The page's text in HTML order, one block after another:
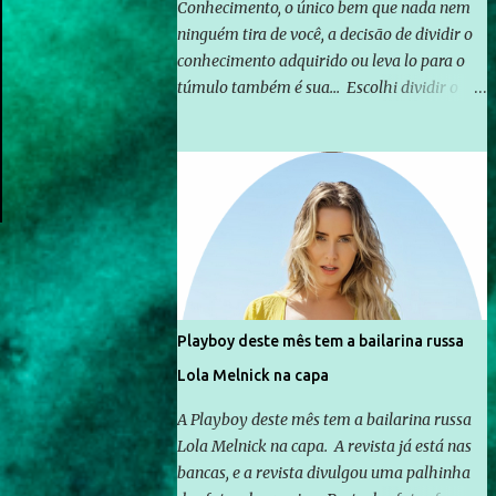
Conhecimento, o único bem que nada nem
ninguém tira de você, a decisão de dividir o
conhecimento adquirido ou leva lo para o
túmulo também é sua... Escolhi dividir o
mais e mais pessoas terem acesso a
educação e ao conhecimento. Não sou
Professor, a mais nobre das profissões, mas
tento ser um empreendedor da
comunicação, que além de informação
cotidiana, corriqueira e cada vez mais
preocupantes, do tipo que você já esta
acostumado a ver neste espaço, vou
trabalhar a ideia que possibilite distribuir
consistente a riqueza do conhecimento...
Exemplo: o cidadão brasileiro não precisa só
ser informado sobre operações da Lava Jato,
Playboy deste mês tem a bailarina russa
Lola Melnick na capa
A Playboy deste mês tem a bailarina russa
Lola Melnick na capa. A revista já está nas
bancas, e a revista divulgou uma palhinha